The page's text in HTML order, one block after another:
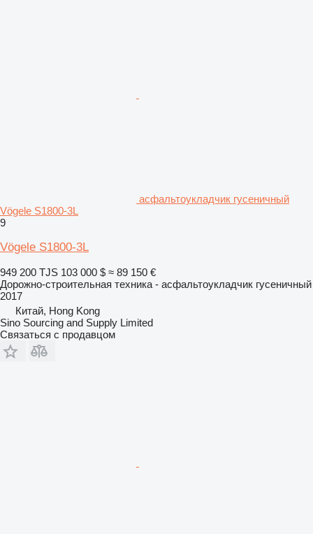
асфальтоукладчик гусеничный
Vögele S1800-3L
9
Vögele S1800-3L
949 200 TJS 103 000 $ ≈ 89 150 €
Дорожно-строительная техника - асфальтоукладчик гусеничный
2017
Китай, Hong Kong
Sino Sourcing and Supply Limited
Связаться с продавцом